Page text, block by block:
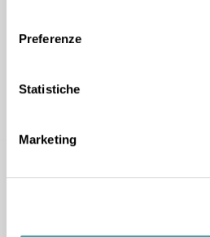
Preferenze
Statistiche
Marketing